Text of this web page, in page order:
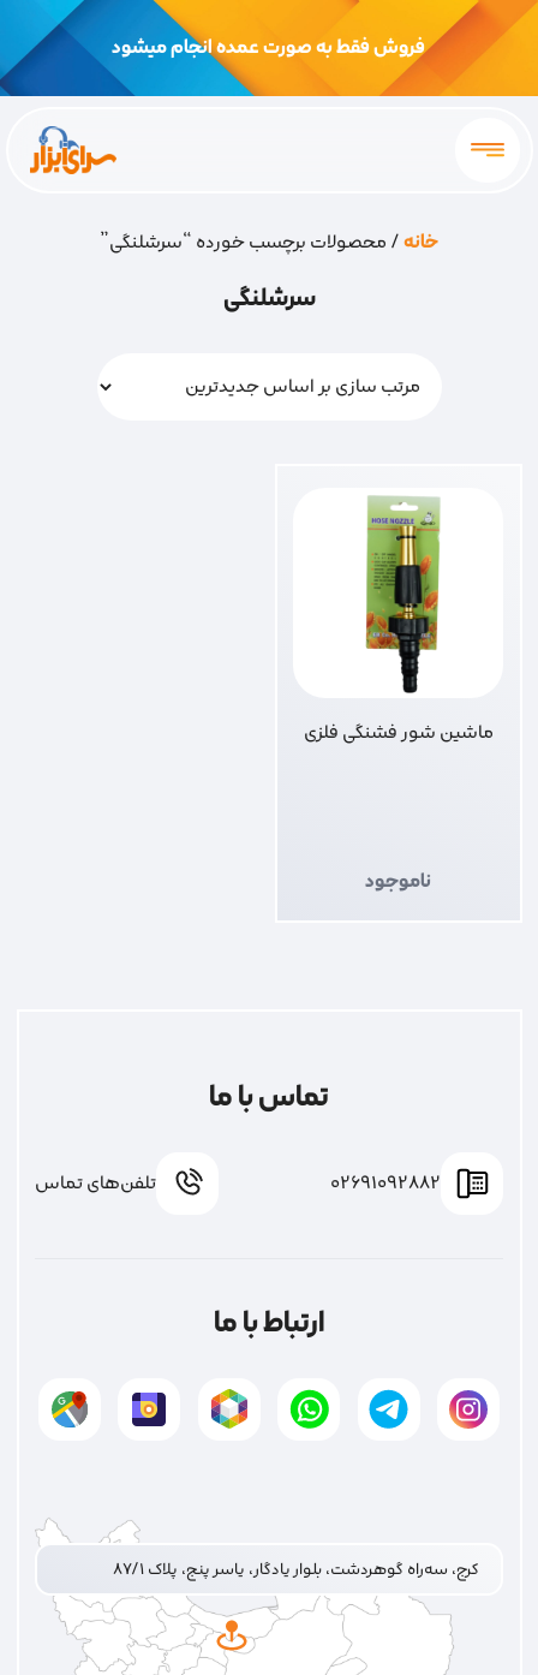
فروش فقط به صورت عمده انجام میشود
خانه/ محصولات برچسب خورده “سرشلنگی”
سرشلنگی
ماشین شور فشنگی فلزی
ناموجود
تماس با ما
02691092882 تلفن‌های تماس
ارتباط با ما
کرج، سه‌راه گوهردشت، بلوار یادگار، یاسر پنج، پلاک ۸۷/۱